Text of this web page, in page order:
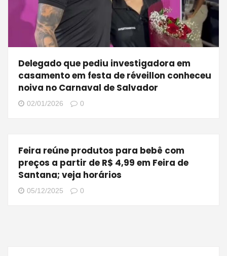
Delegado que pediu investigadora em
casamento em festa de réveillon conheceu
noiva no Carnaval de Salvador
02/01/2026 0
Feira reúne produtos para bebê com
preços a partir de R$ 4,99 em Feira de
Santana; veja horários
05/12/2025 0